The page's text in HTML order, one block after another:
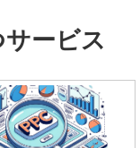
ービス